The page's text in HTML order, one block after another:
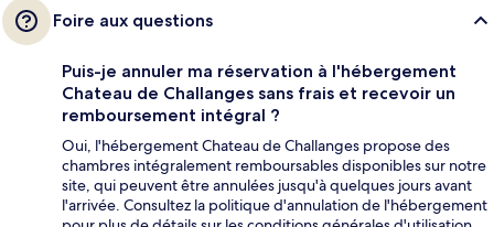
Foire aux questions
Puis-je annuler ma réservation à l'hébergement
Chateau de Challanges sans frais et recevoir un
remboursement intégral ?
Oui, l'hébergement Chateau de Challanges propose des
chambres intégralement remboursables disponibles sur notre
site, qui peuvent être annulées jusqu'à quelques jours avant
l'arrivée. Consultez la politique d'annulation de l'hébergement